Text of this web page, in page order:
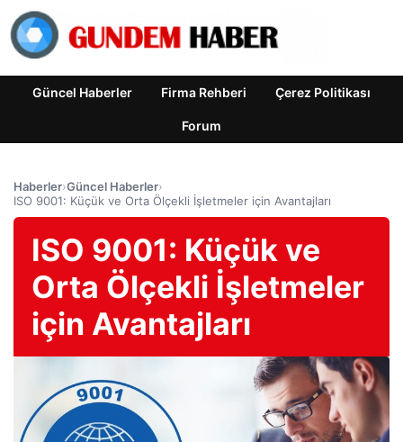
Güncel Haberler Firma Rehberi Çerez Politikası
Forum
Haberler›Güncel Haberler›
ISO 9001: Küçük ve Orta Ölçekli İşletmeler için Avantajları
ISO 9001: Küçük ve
Orta Ölçekli İşletmeler
için Avantajları